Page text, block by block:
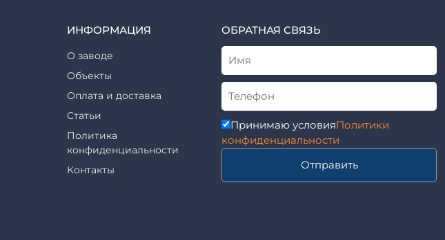
ИНФОРМАЦИЯ
О заводе
Объекты
Оплата и доставка
Статьи
Политика
конфиденциальности
Контакты
ОБРАТНАЯ СВЯЗЬ
Принимаю условияПолитики
конфиденциальности
Отправить